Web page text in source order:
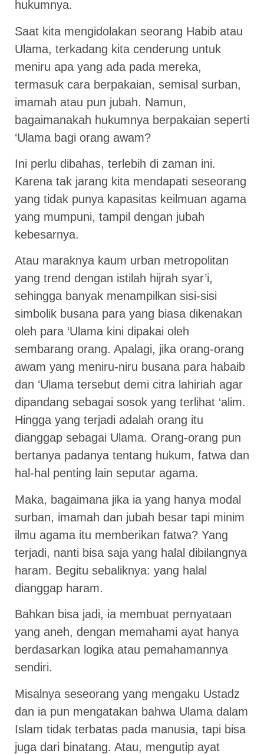
hukumnya.
Saat kita mengidolakan seorang Habib atau
Ulama, terkadang kita cenderung untuk
meniru apa yang ada pada mereka,
termasuk cara berpakaian, semisal surban,
imamah atau pun jubah. Namun,
bagaimanakah hukumnya berpakaian seperti
‘Ulama bagi orang awam?
Ini perlu dibahas, terlebih di zaman ini.
Karena tak jarang kita mendapati seseorang
yang tidak punya kapasitas keilmuan agama
yang mumpuni, tampil dengan jubah
kebesarnya.
Atau maraknya kaum urban metropolitan
yang trend dengan istilah hijrah syar’i,
sehingga banyak menampilkan sisi-sisi
simbolik busana para yang biasa dikenakan
oleh para ‘Ulama kini dipakai oleh
sembarang orang. Apalagi, jika orang-orang
awam yang meniru-niru busana para habaib
dan ‘Ulama tersebut demi citra lahiriah agar
dipandang sebagai sosok yang terlihat ‘alim.
Hingga yang terjadi adalah orang itu
dianggap sebagai Ulama. Orang-orang pun
bertanya padanya tentang hukum, fatwa dan
hal-hal penting lain seputar agama.
Maka, bagaimana jika ia yang hanya modal
surban, imamah dan jubah besar tapi minim
ilmu agama itu memberikan fatwa? Yang
terjadi, nanti bisa saja yang halal dibilangnya
haram. Begitu sebaliknya: yang halal
dianggap haram.
Bahkan bisa jadi, ia membuat pernyataan
yang aneh, dengan memahami ayat hanya
berdasarkan logika atau pemahamannya
sendiri.
Misalnya seseorang yang mengaku Ustadz
dan ia pun mengatakan bahwa Ulama dalam
Islam tidak terbatas pada manusia, tapi bisa
juga dari binatang. Atau, mengutip ayat